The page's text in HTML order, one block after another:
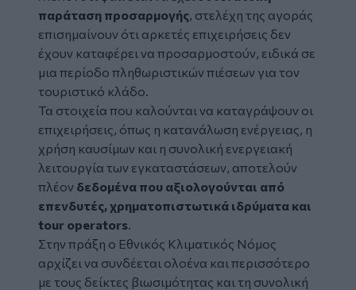
παράταση προσαρμογής, στελέχη της αγοράς
επισημαίνουν ότι αρκετές επιχειρήσεις δεν
έχουν καταφέρει να προσαρμοστούν, ειδικά σε
μια περίοδο πληθωριστικών πιέσεων για τον
τουριστικό κλάδο.
Τα στοιχεία που καλούνται να καταγράψουν οι
επιχειρήσεις, όπως η κατανάλωση ενέργειας, η
χρήση καυσίμων και η συνολική ενεργειακή
λειτουργία των εγκαταστάσεων, αποτελούν
πλέον δεδομένα που αξιολογούνται από
επενδυτές, χρηματοπιστωτικά ιδρύματα και
tour operators.
Στην πράξη ο Εθνικός Κλιματικός Νόμος
αρχίζει να συνδέεται ολοένα και περισσότερο
με τους δείκτες βιωσιμότητας και τη συνολική